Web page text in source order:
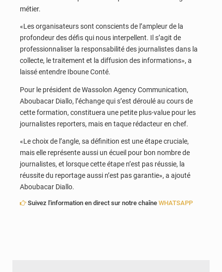
métier.
«Les organisateurs sont conscients de l’ampleur de la
profondeur des défis qui nous interpellent. Il s’agit de
professionnaliser la responsabilité des journalistes dans la
collecte, le traitement et la diffusion des informations», a
laissé entendre Iboune Conté.
Pour le président de Wassolon Agency Communication,
Aboubacar Diallo, l’échange qui s’est déroulé au cours de
cette formation, constituera une petite plus-value pour les
journalistes reporters, mais en taque rédacteur en chef.
«Le choix de l’angle, sa définition est une étape cruciale,
mais elle représente aussi un écueil pour bon nombre de
journalistes, et lorsque cette étape n’est pas réussie, la
réussite du reportage aussi n’est pas garantie», a ajouté
Aboubacar Diallo.
Suivez l'information en direct sur notre chaîne WHATSAPP